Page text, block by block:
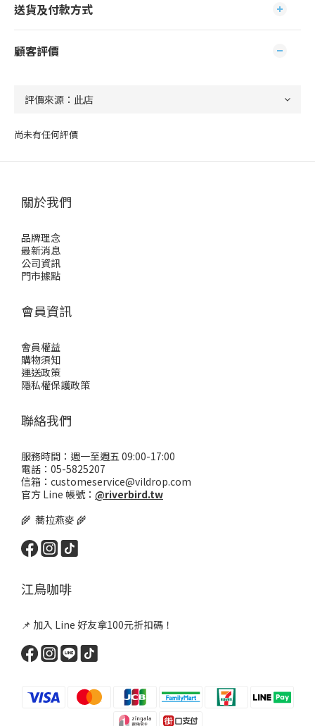
送貨及付款方式
顧客評價
尚未有任何評價
關於我們
品牌理念
最新消息
公司資訊
門市據點
會員資訊
會員權益
購物須知
運送政策
隱私權保護政策
聯絡我們
服務時間：週一至週五 09:00-17:00
電話：05-5825207
信箱：customeservice@vildrop.com
官方 Line 帳號： @riverbird.tw
🌾 蕎拉燕麥 🌾
江鳥咖啡
📌 加入 Line 好友拿100元折扣碼！